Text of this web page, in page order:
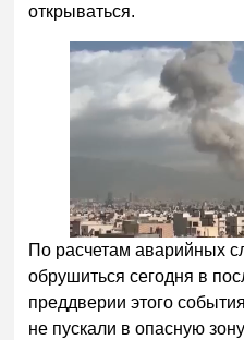
открываться.
По расчетам аварийных
обрушиться сегодня в
преддверии этого
не пускали в опасную